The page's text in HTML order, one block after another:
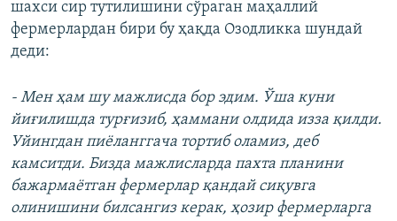
шахси сир тутилишини сўраган маҳаллий
фермерлардан бири бу ҳақда Озодликка шундай
деди:
- Мен ҳам шу мажлисда бор эдим. Ўша куни
йиғилишда турғизиб, ҳаммани олдида изза қилди.
Уйингдан пиёланггача тортиб оламиз, деб
камситди. Бизда мажлисларда пахта планини
бажармаётган фермерлар қандай сиқувга
олинишини билсангиз керак, ҳозир фермерларга